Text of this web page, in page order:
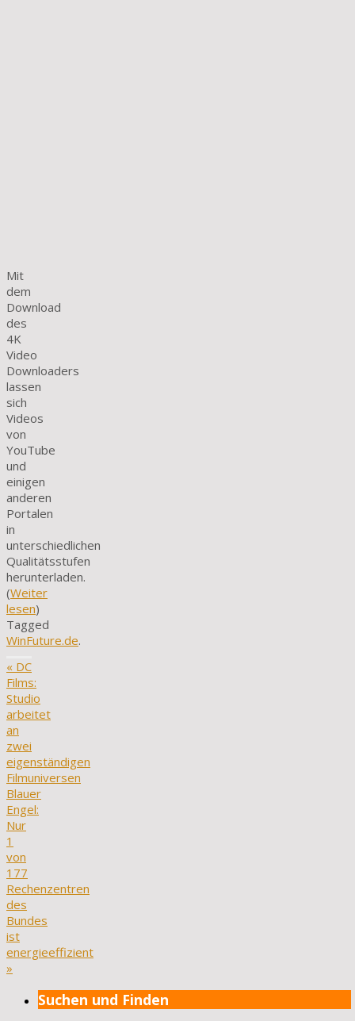
Mit
dem
Download
des
4K
Video
Downloaders
lassen
sich
Videos
von
YouTube
und
einigen
anderen
Portalen
in
unterschiedlichen
Qualitätsstufen
herunterladen.
(Weiter
lesen)
Tagged
WinFuture.de.
« DC
Films:
Studio
arbeitet
an
zwei
eigenständigen
Filmuniversen
Blauer
Engel:
Nur
1
von
177
Rechenzentren
des
Bundes
ist
energieeffizient
»
Suchen und Finden